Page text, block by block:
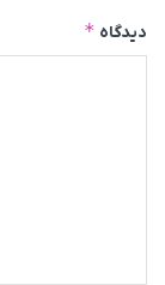
دیدگاه *